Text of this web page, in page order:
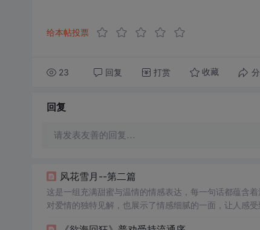
给本帖投票
23 回复 打赏 收藏
回复
请发表友善的回复…
风花雪月--第二篇
这是一组充满甜蜜与温情的情感表达，每一句话都蕴含
对爱情的独特见解，也展示了情感细腻的一面，让人感受